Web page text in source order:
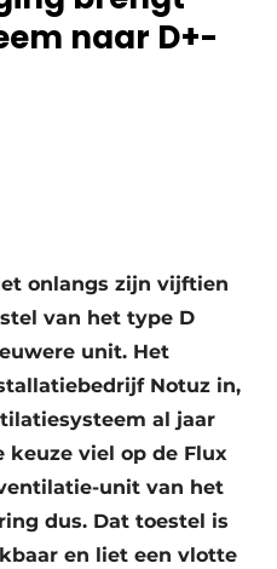
naar D+-
onlangs zijn vijftien
van het type D
unit. Het
Notuz in,
al jaar
keuze viel op de Flux
unit van het
dus. Dat toestel is
en liet een vlotte